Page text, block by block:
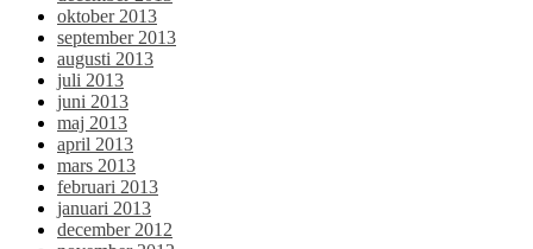
oktober 2013
september 2013
augusti 2013
juli 2013
juni 2013
maj 2013
april 2013
mars 2013
februari 2013
januari 2013
december 2012